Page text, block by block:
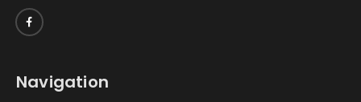
Navigation